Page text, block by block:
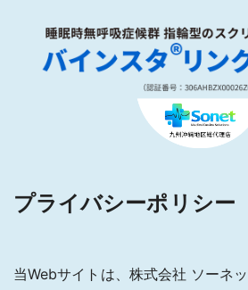
プライバシーポリシー
当Webサイトは、株式会社 ソーネ